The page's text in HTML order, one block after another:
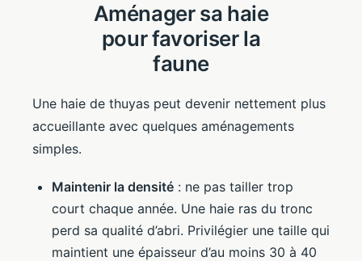
Aménager sa haie
pour favoriser la
faune
Une haie de thuyas peut devenir nettement plus
accueillante avec quelques aménagements
simples.
Maintenir la densité : ne pas tailler trop
court chaque année. Une haie ras du tronc
perd sa qualité d’abri. Privilégier une taille qui
maintient une épaisseur d’au moins 30 à 40